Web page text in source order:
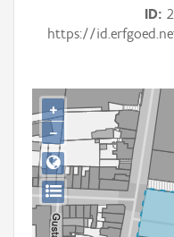
Persoon of collectief
Hergebruik
Aanmelden
ID
https://
+
−